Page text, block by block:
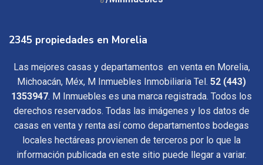
2345 propiedades en Morelia
Las mejores casas y departamentos en venta en Morelia,
Michoacán, Méx, M Inmuebles Inmobiliaria Tel. 52 (443)
1353947. M Inmuebles es una marca registrada. Todos los
derechos reservados. Todas las imágenes y los datos de
casas en venta y renta así como departamentos bodegas
locales hectáreas provienen de terceros por lo que la
información publicada en este sitio puede llegar a variar.